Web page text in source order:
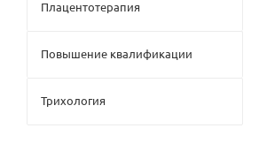
Плацентотерапия
Повышение квалификации
Трихология